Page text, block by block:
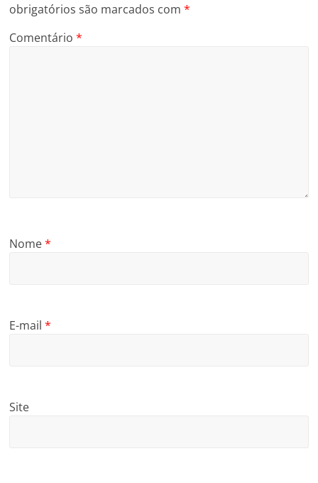
obrigatórios são marcados com*
Comentário*
Nome*
E-mail*
Site